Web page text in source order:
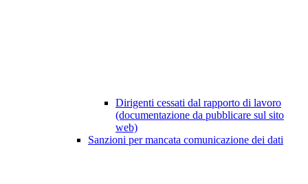
Dirigenti cessati dal rapporto di lavoro
(documentazione da pubblicare sul sito
web)
Sanzioni per mancata comunicazione dei dati